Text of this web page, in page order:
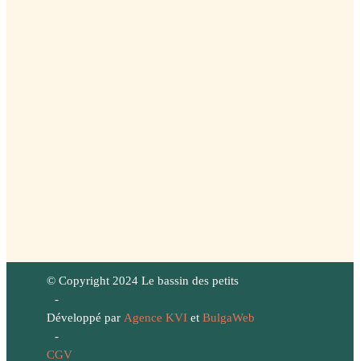
© Copyright 2024 Le bassin des petits
-
Développé par Agence KVIet BulgaWeb
-
CGV